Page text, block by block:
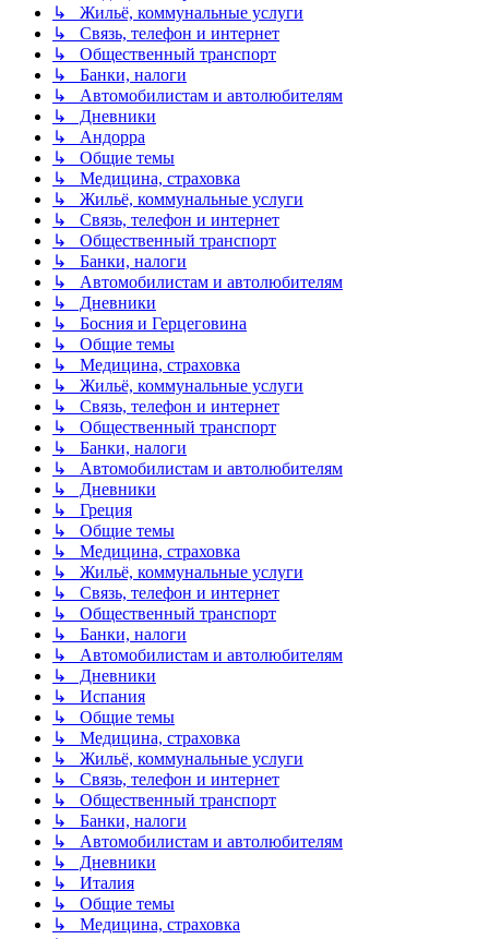
↳ Жильё, коммунальные услуги
↳ Связь, телефон и интернет
↳ Общественный транспорт
↳ Банки, налоги
↳ Автомобилистам и автолюбителям
↳ Дневники
↳ Андорра
↳ Общие темы
↳ Медицина, страховка
↳ Жильё, коммунальные услуги
↳ Связь, телефон и интернет
↳ Общественный транспорт
↳ Банки, налоги
↳ Автомобилистам и автолюбителям
↳ Дневники
↳ Босния и Герцеговина
↳ Общие темы
↳ Медицина, страховка
↳ Жильё, коммунальные услуги
↳ Связь, телефон и интернет
↳ Общественный транспорт
↳ Банки, налоги
↳ Автомобилистам и автолюбителям
↳ Дневники
↳ Греция
↳ Общие темы
↳ Медицина, страховка
↳ Жильё, коммунальные услуги
↳ Связь, телефон и интернет
↳ Общественный транспорт
↳ Банки, налоги
↳ Автомобилистам и автолюбителям
↳ Дневники
↳ Испания
↳ Общие темы
↳ Медицина, страховка
↳ Жильё, коммунальные услуги
↳ Связь, телефон и интернет
↳ Общественный транспорт
↳ Банки, налоги
↳ Автомобилистам и автолюбителям
↳ Дневники
↳ Италия
↳ Общие темы
↳ Медицина, страховка